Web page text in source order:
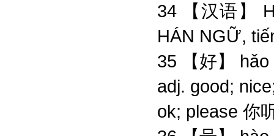
34 【汉语】
HÁN NGỮ,
35 【好】
adj. good;
ok; please 你